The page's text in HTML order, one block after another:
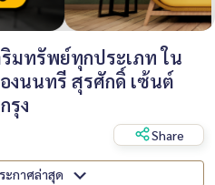
มทรัพย์ทุกประเภท ใน
งนนทรี สุรศักดิ์ เซ้นต์
รุง
Share
ตาม : ประกาศล่าสุด